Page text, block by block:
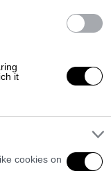
it
cookies on
Φωτιά